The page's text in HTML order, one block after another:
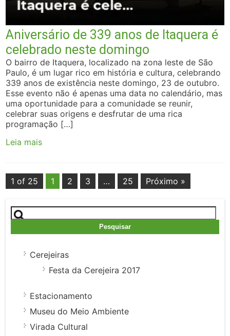
Aniversário de 339 anos de Itaquera é
celebrado neste domingo
O bairro de Itaquera, localizado na zona leste de São
Paulo, é um lugar rico em história e cultura, celebrando
339 anos de existência neste domingo, 23 de outubro.
Esse evento não é apenas uma data no calendário, mas
uma oportunidade para a comunidade se reunir,
celebrar suas origens e desfrutar de uma rica
programação […]
Leia mais
1 of 25 1 2 3 … 25 Próximo »
Pesquisar
por:
Cerejeiras
Festa da Cerejeira 2017
Estacionamento
Museu do Meio Ambiente
Virada Cultural